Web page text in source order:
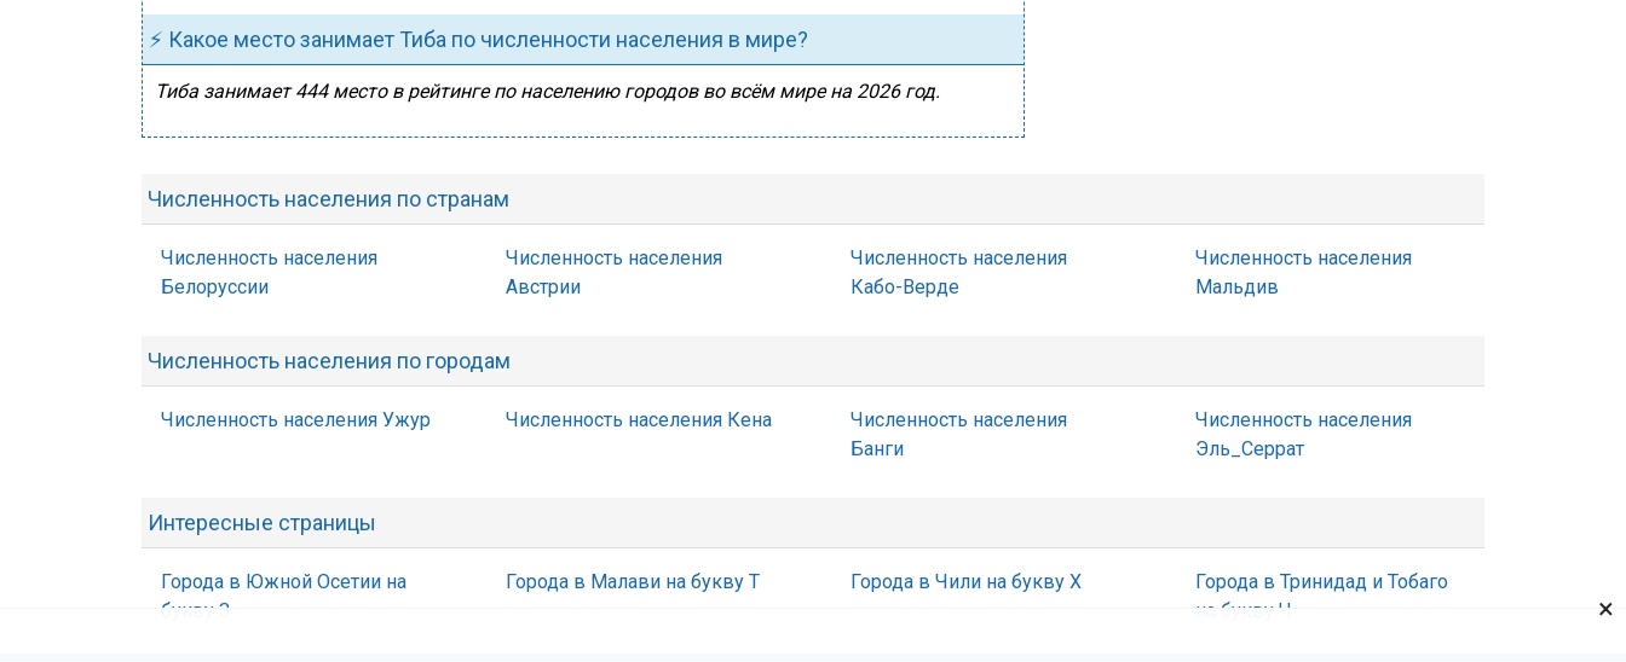
⚡ Какое место занимает Тиба по численности населения в мире?
Тиба занимает 444 место в рейтинге по населению городов во всём мире на 2026 год.
Численность населения по странам
Численность населения
Белоруссии
Численность населения
Австрии
Численность населения
Кабо-Верде
Численность населения
Мальдив
Численность населения по городам
Численность населения Ужур Численность населения Кена
Численность населения
Банги
Численность населения
Эль_Серрат
Интересные страницы
Города в Южной Осетии на
букву З
Города в Малави на букву Т Города в Чили на букву Х
Города в Тринидад и Тобаго
на букву Ч
×